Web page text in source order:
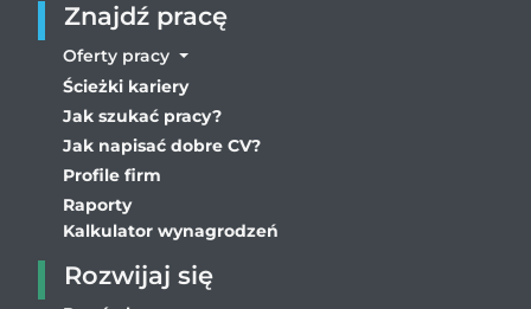
Znajdź pracę
Oferty pracy
Ścieżki kariery
Jak szukać pracy?
Jak napisać dobre CV?
Profile firm
Raporty
Kalkulator wynagrodzeń
Rozwijaj się